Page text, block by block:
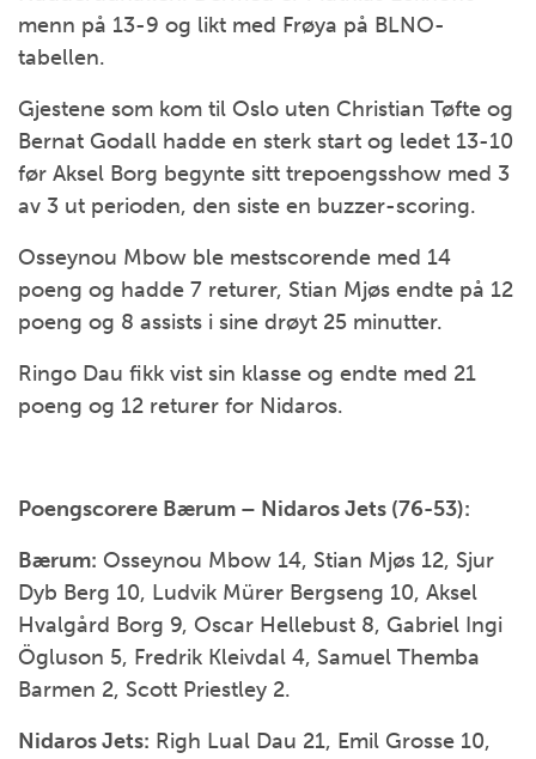
menn på 13-9 og likt med Frøya på BLNO-
tabellen.
Gjestene som kom til Oslo uten Christian Tøfte og
Bernat Godall hadde en sterk start og ledet 13-10
før Aksel Borg begynte sitt trepoengsshow med 3
av 3 ut perioden, den siste en buzzer-scoring.
Osseynou Mbow ble mestscorende med 14
poeng og hadde 7 returer, Stian Mjøs endte på 12
poeng og 8 assists i sine drøyt 25 minutter.
Ringo Dau fikk vist sin klasse og endte med 21
poeng og 12 returer for Nidaros.
Poengscorere Bærum – Nidaros Jets (76-53):
Bærum: Osseynou Mbow 14, Stian Mjøs 12, Sjur
Dyb Berg 10, Ludvik Mürer Bergseng 10, Aksel
Hvalgård Borg 9, Oscar Hellebust 8, Gabriel Ingi
Ögluson 5, Fredrik Kleivdal 4, Samuel Themba
Barmen 2, Scott Priestley 2.
Nidaros Jets: Righ Lual Dau 21, Emil Grosse 10,